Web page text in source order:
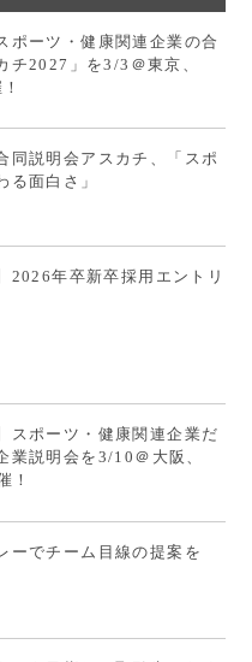
ポーツ・健康関連企業の合
チ2027」を3/3＠東京、
同説明会アスカチ、「スポ
る面白さ」
2026年卒新卒採用エントリ
スポーツ・健康関連企業だ
業説明会を3/10＠大阪、
！
ーでチーム目線の提案を